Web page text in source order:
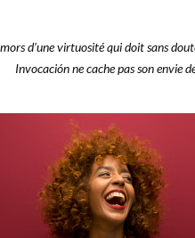
d’une virtuosité qui doit sans
Invocación ne cache pas son envie